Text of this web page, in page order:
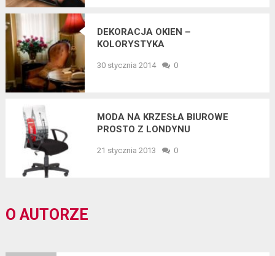
DEKORACJA OKIEN –
KOLORYSTYKA
30 stycznia 2014 0
MODA NA KRZESŁA BIUROWE
PROSTO Z LONDYNU
21 stycznia 2013 0
O AUTORZE